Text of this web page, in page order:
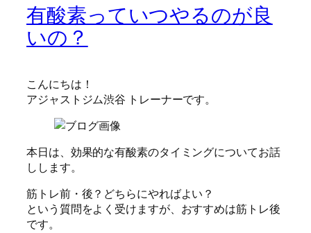
有酸素っていつやるのが良
いの？
こんにちは！
アジャストジム渋谷 トレーナーです。
本日は、効果的な有酸素のタイミングについてお話
しします。
筋トレ前・後？どちらにやればよい？
という質問をよく受けますが、おすすめは筋トレ後
です。